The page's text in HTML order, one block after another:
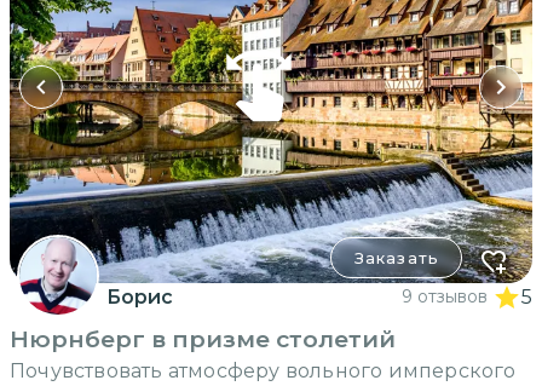
Заказать
Борис 9 отзывов 5
Нюрнберг в призме столетий
Почувствовать атмосферу вольного имперского